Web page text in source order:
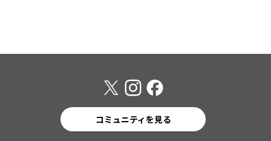
コミュニティを見る